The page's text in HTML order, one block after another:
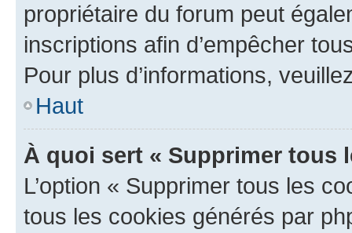
propriétaire du forum peut
inscriptions afin d’empêcher
Pour plus d’informations,
Haut
À quoi sert « Supprimer tous
L’option « Supprimer tous les
tous les cookies générés par